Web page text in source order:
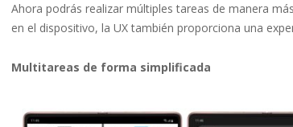
Ahora podrás realizar múltiples tareas de manera
en el dispositivo, la UX también proporciona una
Multitareas de forma simplificada